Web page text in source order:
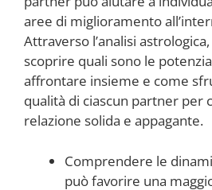
aree di miglioramento
Attraverso l’analisi
scoprire quali sono le
affrontare insieme e come
qualità di ciascun partner per
relazione solida e appagante.
Comprendere le
può favorire una